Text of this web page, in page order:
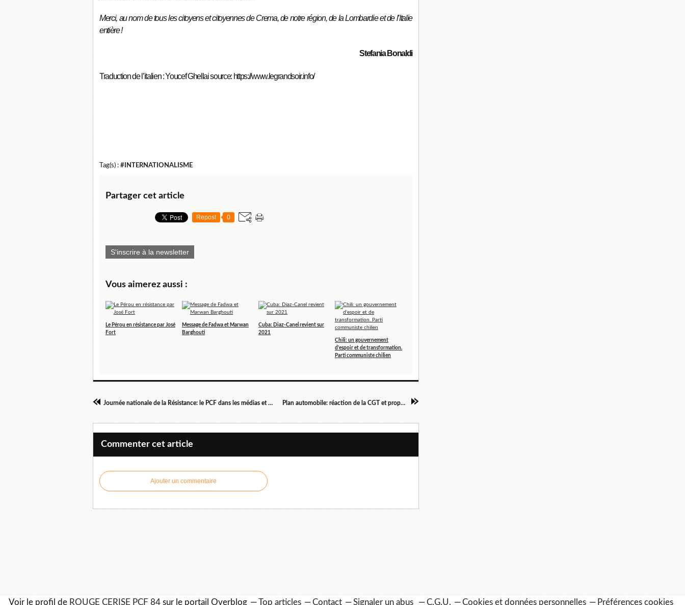
Merci, au nom de tous les citoyens et citoyennes de Crema, de notre région, de la Lombardie et de l’Italie
entière !
Stefania Bonaldi
Traduction de l’italien : Youcef Ghellai source: https://www.legrandsoir.info/
Tag(s) : #INTERNATIONALISME
Partager cet article
Repost 0
S'inscrire à la newsletter
Vous aimerez aussi :
Le Pérou en résistance par José
Fort
Message de Fadwa et Marwan
Barghouti
Cuba: Diaz-Canel revient sur
2021
Chili: un gouvernement
d'espoir et de transformation.
Parti communiste chilien
Journée nationale de la Résistance: le PCF dans les médias et message de l'ANACR Plan automobile: réaction de la CGT et propositions du PCF
Commenter cet article
Ajouter un commentaire
Voir le profil de ROUGE CERISE PCF 84 sur le portail Overblog Top articles Contact Signaler un abus C.G.U. Cookies et données personnelles Préférences cookies